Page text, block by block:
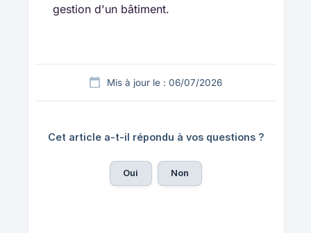
gestion d'un bâtiment.
Mis à jour le : 06/07/2026
Cet article a-t-il répondu à vos questions ?
Oui Non